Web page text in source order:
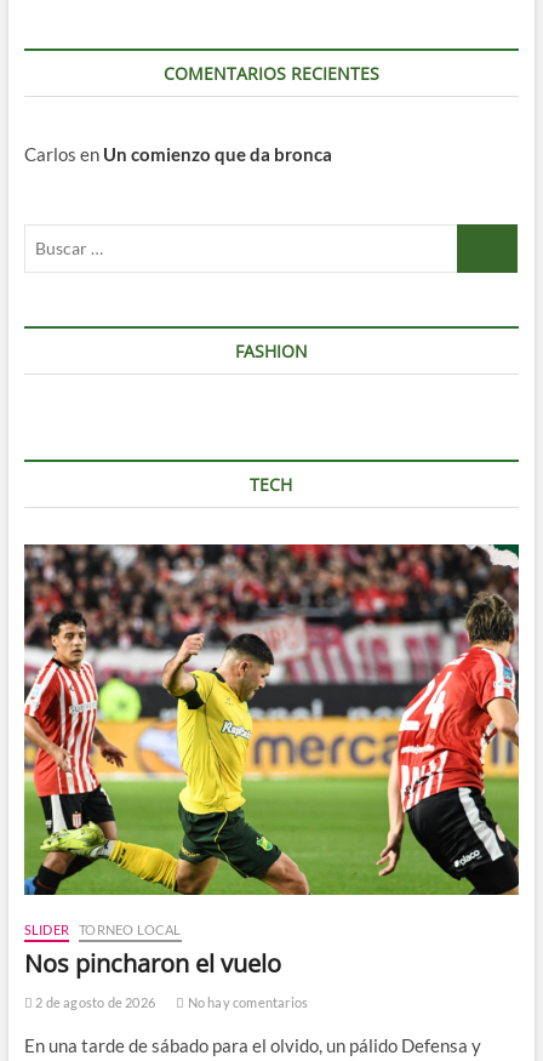
COMENTARIOS RECIENTES
Carlos en Un comienzo que da bronca
FASHION
TECH
SLIDER TORNEO LOCAL
Nos pincharon el vuelo
2 de agosto de 2026 No hay comentarios
En una tarde de sábado para el olvido, un pálido Defensa y